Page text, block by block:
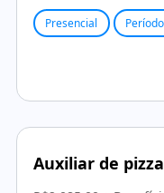
Presencial
Auxiliar de